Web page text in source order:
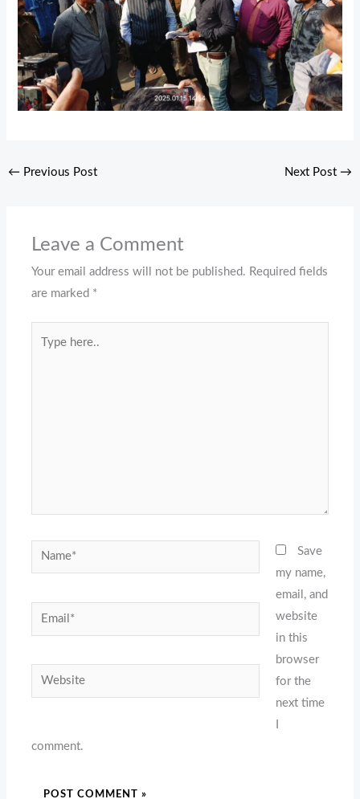
← Previous Post Next Post →
Leave a Comment
Your email address will not be published. Required fields
are marked *
Name*
Email*
Website
Save
my name,
email, and
website
in this
browser
for the
next time
comment.